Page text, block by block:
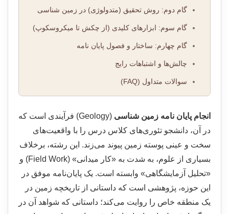
گام دوم: روش تحقیق (متدولوژی) در زمین شناسی
گام سوم: ابزارهای کلیدی (از چکش تا میکروسکوپ)
گام چهارم: ساختار و فصول پایان نامه
چالش‌ها و اشتباهات رایج
سوالات متداول (FAQ)
انجام پایان نامه زمین شناسی
(Geology) فرآیندی است که
در آن، دانشجو تئوری‌های کلاس درس را با واقعیت‌های
سخت و عینی پوسته زمین پیوند می‌زند. این رشته، برخلاف
بسیاری از علوم، به شدت به «کار میدانی» (Field Work) و
«تحلیل آزمایشگاهی» وابسته است. یک پایان‌نامه موفق در
این حوزه، پژوهشی است که داستانی از تاریخچه زمین در
یک منطقه خاص را روایت می‌کند؛ داستانی که شواهد آن در